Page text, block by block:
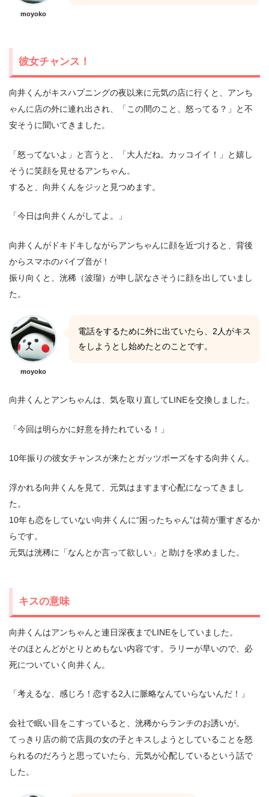
moyoko
彼女チャンス！
向井くんがキスハプニングの夜以来に元気の店に行くと、アンち
ゃんに店の外に連れ出され、「この間のこと、怒ってる？」と不
安そうに聞いてきました。
「怒ってないよ」と言うと、「大人だね。カッコイイ！」と嬉し
そうに笑顔を見せるアンちゃん。
すると、向井くんをジッと見つめます。
「今日は向井くんがしてよ。」
向井くんがドキドキしながらアンちゃんに顔を近づけると、背後
からスマホのバイブ音が！
振り向くと、洸稀（波瑠）が申し訳なさそうに顔を出していまし
た。
moyoko
電話をするために外に出ていたら、2人がキス
をしようとし始めたとのことです。
向井くんとアンちゃんは、気を取り直してLINEを交換しました。
「今回は明らかに好意を持たれている！」
10年振りの彼女チャンスが来たとガッツポーズをする向井くん。
浮かれる向井くんを見て、元気はますます心配になってきまし
た。
10年も恋をしていない向井くんに“困ったちゃん”は荷が重すぎるか
らです。
元気は洸稀に「なんとか言って欲しい」と助けを求めました。
キスの意味
向井くんはアンちゃんと連日深夜までLINEをしていました。
そのほとんどがとりとめもない内容です。ラリーが早いので、必
死についていく向井くん。
「考えるな、感じろ！恋する2人に脈略なんていらないんだ！」
会社で眠い目をこすっていると、洸稀からランチのお誘いが。
てっきり店の前で店員の女の子とキスしようとしていることを怒
られるのだろうと思っていたら、元気が心配しているという話で
した。